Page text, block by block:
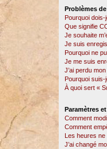
Problèmes
Pourquoi dois-
Que signifie
Je souhaite
Je suis
Pourquoi ne
Je me suis
J’ai perdu
Pourquoi
À quoi sert «
Paramètres
Comment
Comment
Les heures
J’ai changé